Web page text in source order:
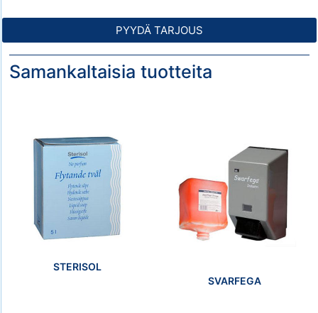
PYYDÄ TARJOUS
Samankaltaisia tuotteita
STERISOL
SVARFEGA